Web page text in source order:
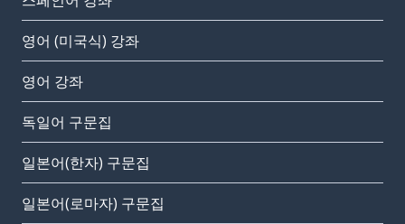
영어 (미국식) 강좌
영어 강좌
독일어 구문집
일본어(한자) 구문집
일본어(로마자) 구문집